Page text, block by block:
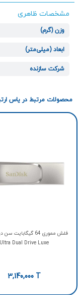
مشخصات ظاهری
وزن (گرم)
ابعاد (میلی‌متر)
شرکت سازنده
محصولات مرتبط در یاس
فلش مموری 64
Ultra Dual Drive Luxe
3,140,000T